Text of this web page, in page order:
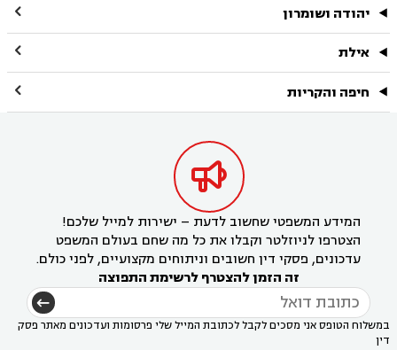
יהודה ושומרון 
אילת 
חיפה והקריות 

המידע המשפטי שחשוב לדעת – ישירות למייל שלכם!
הצטרפו לניוזלטר וקבלו את כל מה שחם בעולם המשפט
עדכונים, פסקי דין חשובים וניתוחים מקצועיים, לפני כולם.
זה הזמן להצטרף לרשימת התפוצה
במשלוח הטופס אני מסכים לקבל לכתובת המייל שלי פרסומות ועדכונים מאתר פסק
דין